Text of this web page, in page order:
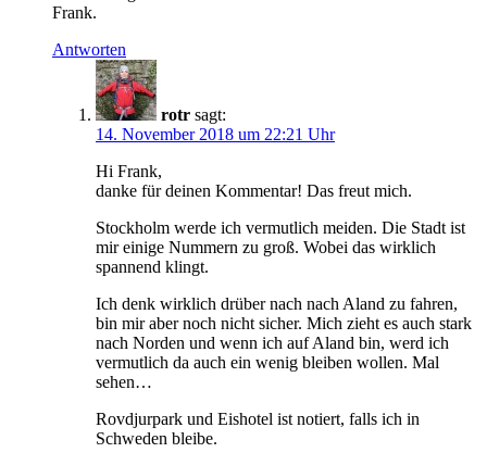
Frank.
Antworten
rotr sagt:
14. November 2018 um 22:21 Uhr
Hi Frank,
danke für deinen Kommentar! Das freut mich.
Stockholm werde ich vermutlich meiden. Die Stadt ist
mir einige Nummern zu groß. Wobei das wirklich
spannend klingt.
Ich denk wirklich drüber nach nach Aland zu fahren,
bin mir aber noch nicht sicher. Mich zieht es auch stark
nach Norden und wenn ich auf Aland bin, werd ich
vermutlich da auch ein wenig bleiben wollen. Mal
sehen…
Rovdjurpark und Eishotel ist notiert, falls ich in
Schweden bleibe.